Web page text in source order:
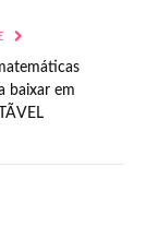
baixar em